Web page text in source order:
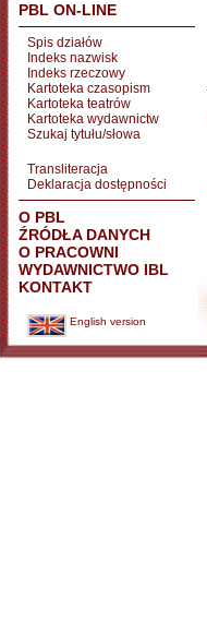
PBL ON-LINE
Spis działów
Indeks nazwisk
Indeks rzeczowy
Kartoteka czasopism
Kartoteka teatrów
Kartoteka wydawnictw
Szukaj tytułu/słowa
Transliteracja
Deklaracja dostępności
O PBL
ŹRÓDŁA DANYCH
O PRACOWNI
WYDAWNICTWO IBL
KONTAKT
English version